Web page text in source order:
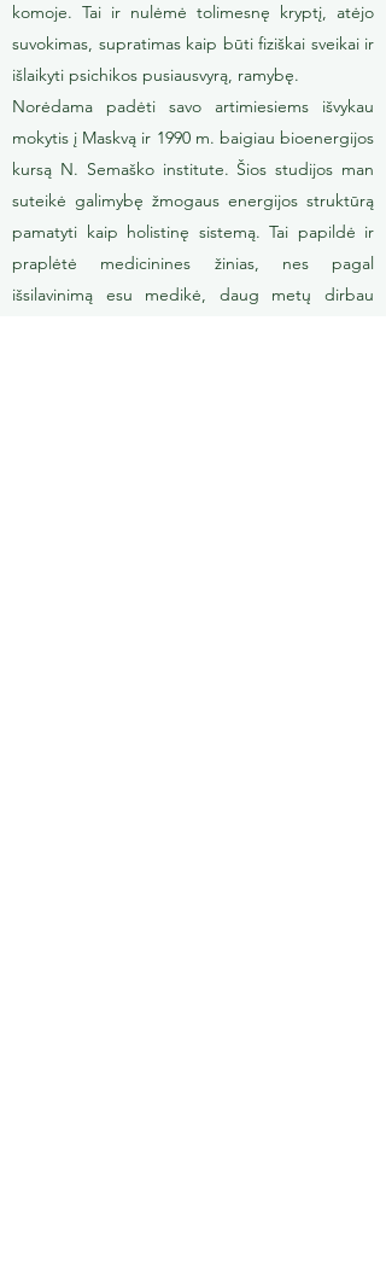
komoje. Tai ir nulėmė tolimesnę kryptį, atėjo
suvokimas, supratimas kaip būti fiziškai sveikai ir
išlaikyti psichikos pusiausvyrą, ramybę.
Norėdama padėti savo artimiesiems išvykau
mokytis į Maskvą ir 1990 m. baigiau bioenergijos
kursą N. Semaško institute. Šios studijos man
suteikė galimybę žmogaus energijos struktūrą
pamatyti kaip holistinę sistemą. Tai papildė ir
praplėtė medicinines žinias, nes pagal
išsilavinimą esu medikė, daug metų dirbau